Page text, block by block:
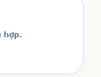
hợp.